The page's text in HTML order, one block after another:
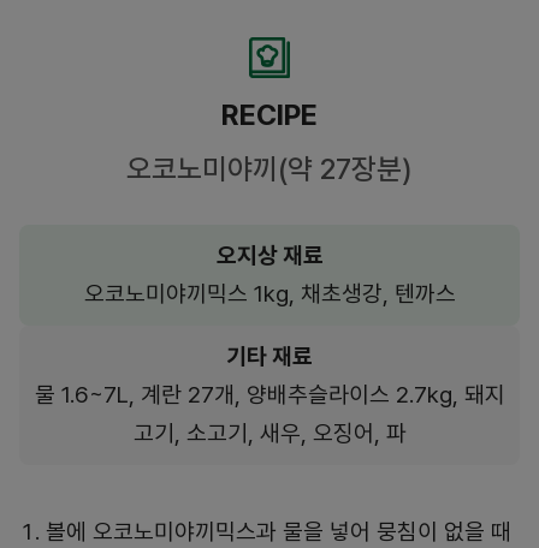
RECIPE
오코노미야끼(약 27장분)
오지상 재료
오코노미야끼믹스 1kg, 채초생강, 텐까스
기타 재료
물 1.6~7L, 계란 27개, 양배추슬라이스 2.7kg, 돼지
고기, 소고기, 새우, 오징어, 파
볼에 오코노미야끼믹스과 물을 넣어 뭉침이 없을 때